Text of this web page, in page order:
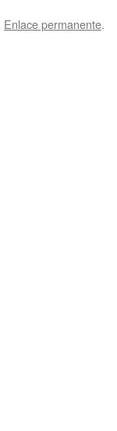
Enlace permanente.